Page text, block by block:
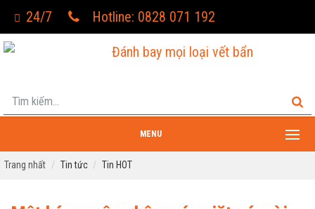
24/7 Hotline: 0828 071 192
Đánh bay mọi loại vết bẩn
MENU
Trang nhất Tin tức Tin HOT